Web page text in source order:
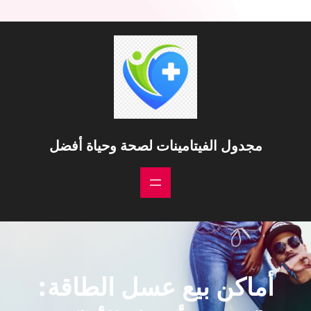
مجدول الفيتامينات لصحة وحياة أفضل
أماكن بيع عسل الطاقة: